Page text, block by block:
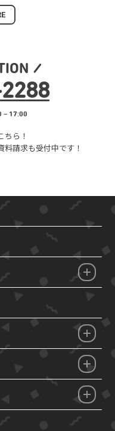
2288
– 17:00
ちら！
料請求も受付中です！